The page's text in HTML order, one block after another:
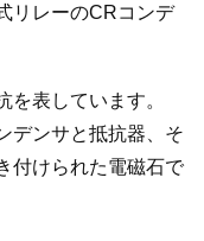
リレーのCRコンデ
表しています。
デンサと抵抗器、そ
付けられた電磁石で